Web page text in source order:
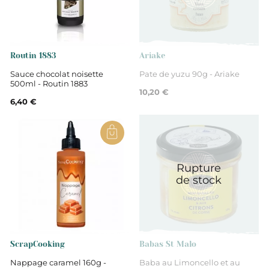
Routin 1883
Sauce chocolat noisette
500ml - Routin 1883
6,40 €
Ariake
Pate de yuzu 90g - Ariake
10,20 €
ScrapCooking
Nappage caramel 160g -
Rupture
de stock
Babas St Malo
Baba au Limoncello et au